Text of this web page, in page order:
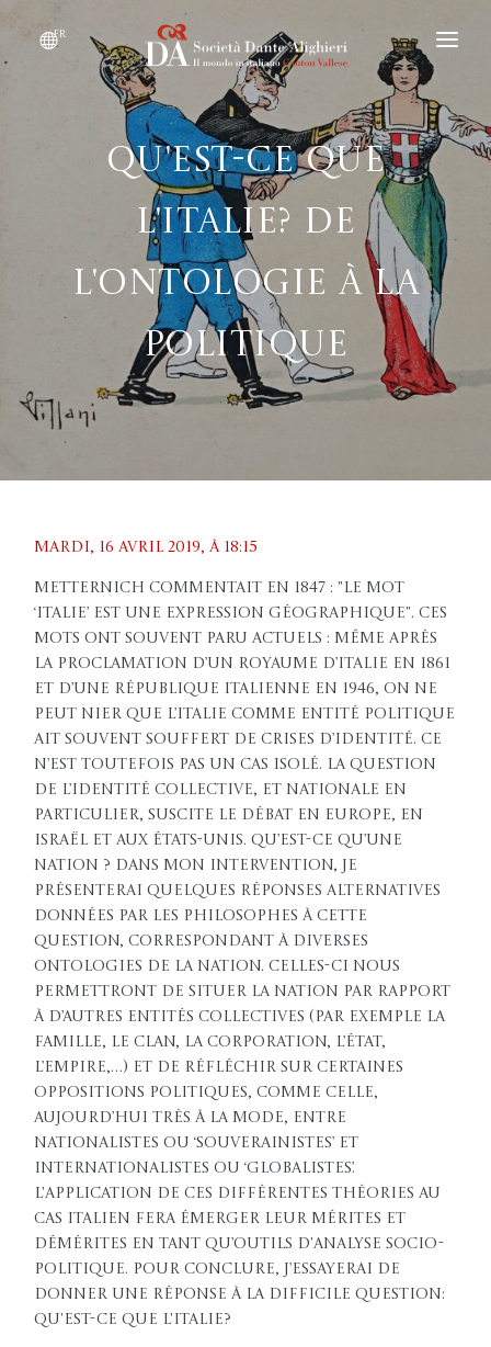
fr
DEVENIR MEMBRE
QUI SOMMES-NOUS ?
CONVENTIONS
Qu'est-ce que
l'Italie? De
l'ontologie à la
politique
Mardi, 16 avril 2019, À 18:15
Metternich commentait en 1847 : "le mot
‘Italie’ est une expression géographique". Ces
mots ont souvent paru actuels : même après
la proclamation d’un Royaume d’Italie en 1861
et d’une République italienne en 1946, on ne
peut nier que l’Italie comme entité politique
ait souvent souffert de crises d’identité. Ce
n’est toutefois pas un cas isolé. La question
de l’identité collective, et nationale en
particulier, suscite le débat en Europe, en
Israël et aux États-Unis. Qu’est-ce qu’une
nation ? Dans mon intervention, je
présenterai quelques réponses alternatives
données par les philosophes à cette
question, correspondant à diverses
ontologies de la nation. Celles-ci nous
permettront de situer la nation par rapport
à d’autres entités collectives (par exemple la
famille, le clan, la corporation, l’État,
l’empire,…) et de réfléchir sur certaines
oppositions politiques, comme celle,
aujourd’hui très à la mode, entre
nationalistes ou ‘souverainistes’ et
internationalistes ou ‘globalistes’.
L'application de ces différentes théories au
cas italien fera émerger leur mérites et
démérites en tant qu’outils d'analyse socio-
politique. Pour conclure, j’essayerai de
donner une réponse à la difficile question:
qu'est-ce que l'Italie?